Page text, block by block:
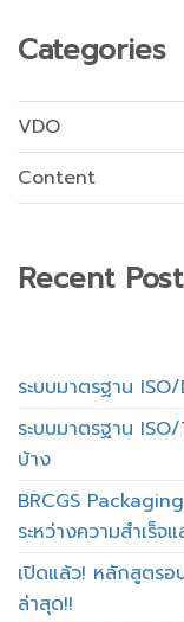
Categories
VDO
Content
Recent Post
ระบบมาตรฐาน
ระบบมาตรฐาน
บ้าง
BRCGS
ระหว่างความสำเร็จ
เปิดแล้ว! หลักสูตรอ
ล่าสุด!!